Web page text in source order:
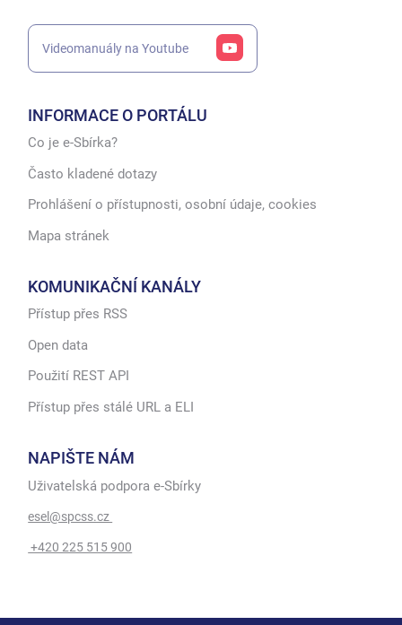
Videomanuály na Youtube
INFORMACE O PORTÁLU
Co je e-Sbírka?
Často kladené dotazy
Prohlášení o přístupnosti, osobní údaje, cookies
Mapa stránek
KOMUNIKAČNÍ KANÁLY
Přístup přes RSS
Open data
Použití REST API
Přístup přes stálé URL a ELI
NAPIŠTE NÁM
Uživatelská podpora e-Sbírky
esel@spcss.cz
+420 225 515 900